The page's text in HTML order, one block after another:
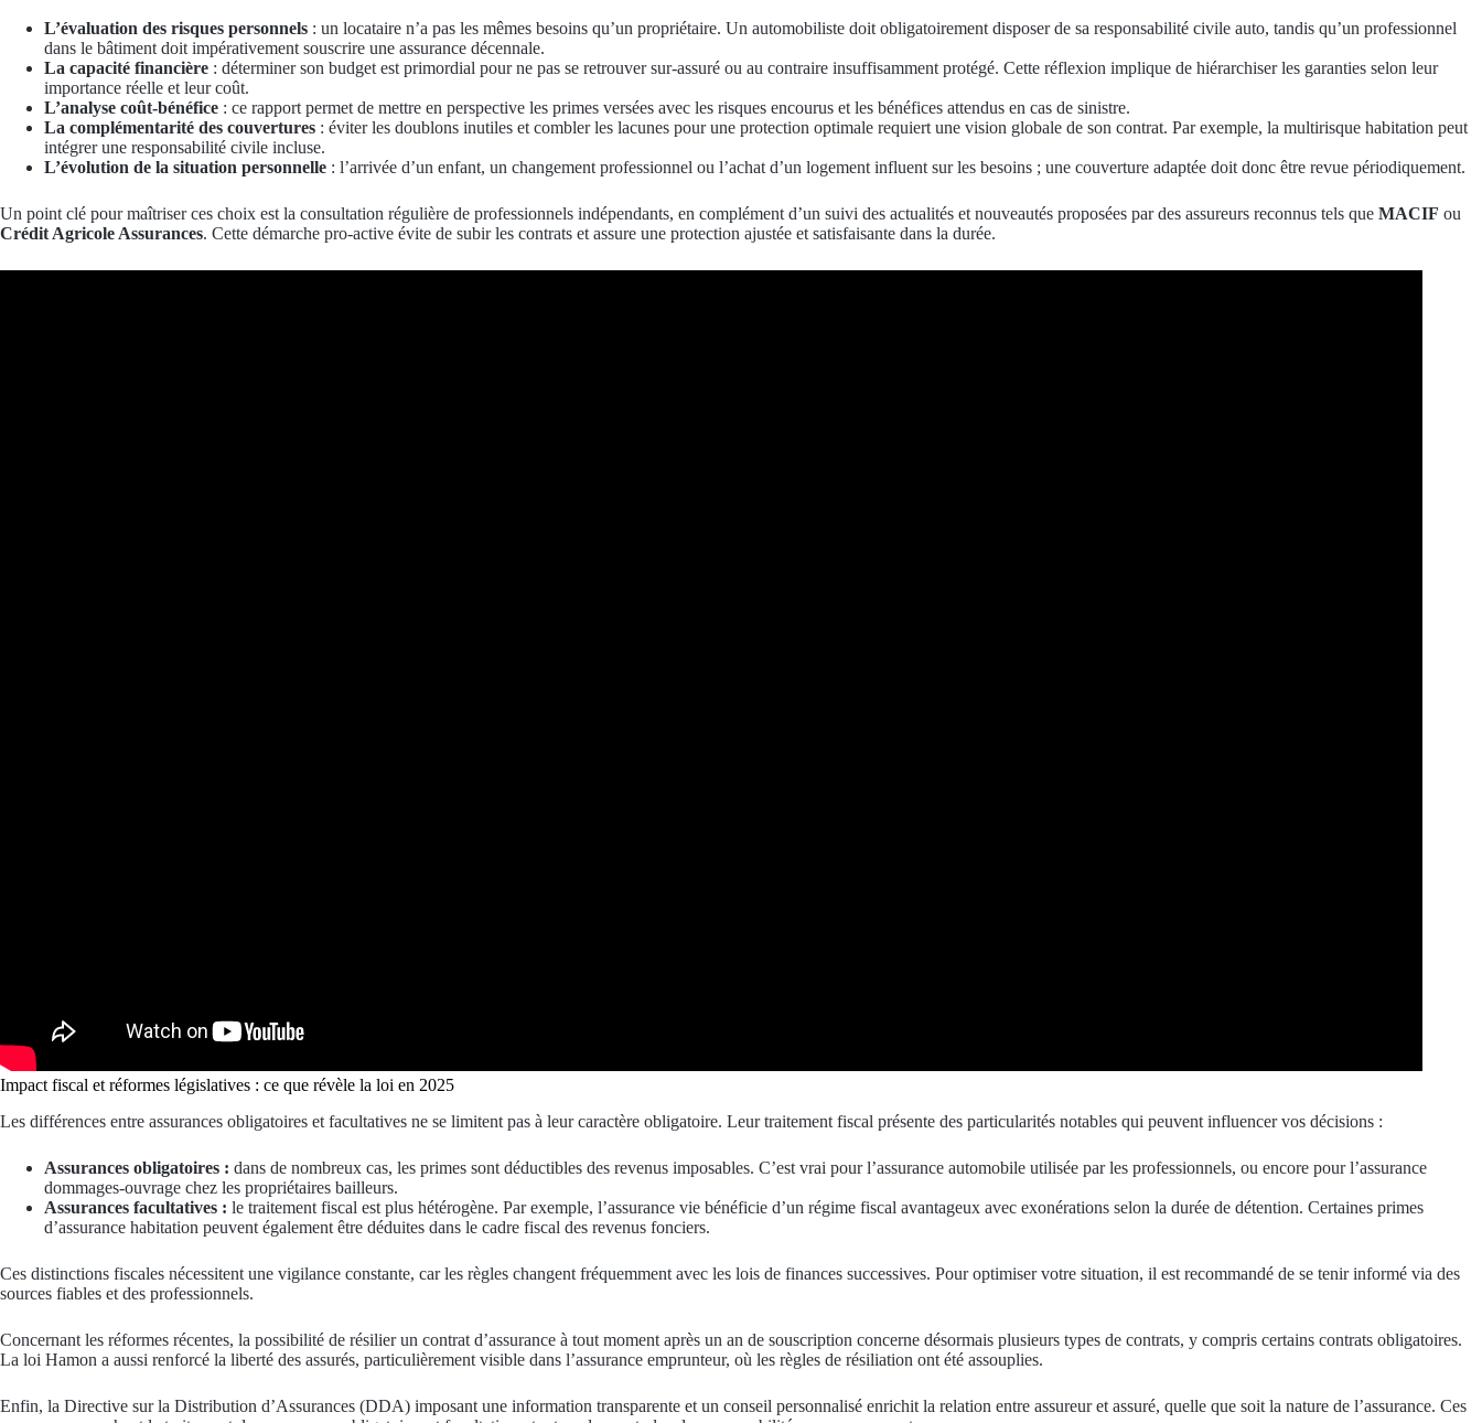
L’évaluation des risques personnels : un locataire n’a pas les mêmes besoins qu’un propriétaire. Un automobiliste doit obligatoirement disposer de sa responsabilité civile auto, tandis qu’un professionnel
dans le bâtiment doit impérativement souscrire une assurance décennale.
La capacité financière : déterminer son budget est primordial pour ne pas se retrouver sur-assuré ou au contraire insuffisamment protégé. Cette réflexion implique de hiérarchiser les garanties selon leur
importance réelle et leur coût.
L’analyse coût-bénéfice : ce rapport permet de mettre en perspective les primes versées avec les risques encourus et les bénéfices attendus en cas de sinistre.
La complémentarité des couvertures : éviter les doublons inutiles et combler les lacunes pour une protection optimale requiert une vision globale de son contrat. Par exemple, la multirisque habitation peut
intégrer une responsabilité civile incluse.
L’évolution de la situation personnelle : l’arrivée d’un enfant, un changement professionnel ou l’achat d’un logement influent sur les besoins ; une couverture adaptée doit donc être revue périodiquement.
Un point clé pour maîtriser ces choix est la consultation régulière de professionnels indépendants, en complément d’un suivi des actualités et nouveautés proposées par des assureurs reconnus tels que MACIF ou
Crédit Agricole Assurances. Cette démarche pro-active évite de subir les contrats et assure une protection ajustée et satisfaisante dans la durée.
Impact fiscal et réformes législatives : ce que révèle la loi en 2025
Les différences entre assurances obligatoires et facultatives ne se limitent pas à leur caractère obligatoire. Leur traitement fiscal présente des particularités notables qui peuvent influencer vos décisions :
Assurances obligatoires : dans de nombreux cas, les primes sont déductibles des revenus imposables. C’est vrai pour l’assurance automobile utilisée par les professionnels, ou encore pour l’assurance
dommages-ouvrage chez les propriétaires bailleurs.
Assurances facultatives : le traitement fiscal est plus hétérogène. Par exemple, l’assurance vie bénéficie d’un régime fiscal avantageux avec exonérations selon la durée de détention. Certaines primes
d’assurance habitation peuvent également être déduites dans le cadre fiscal des revenus fonciers.
Ces distinctions fiscales nécessitent une vigilance constante, car les règles changent fréquemment avec les lois de finances successives. Pour optimiser votre situation, il est recommandé de se tenir informé via des
sources fiables et des professionnels.
Concernant les réformes récentes, la possibilité de résilier un contrat d’assurance à tout moment après un an de souscription concerne désormais plusieurs types de contrats, y compris certains contrats obligatoires.
La loi Hamon a aussi renforcé la liberté des assurés, particulièrement visible dans l’assurance emprunteur, où les règles de résiliation ont été assouplies.
Enfin, la Directive sur la Distribution d’Assurances (DDA) imposant une information transparente et un conseil personnalisé enrichit la relation entre assureur et assuré, quelle que soit la nature de l’assurance. Ces